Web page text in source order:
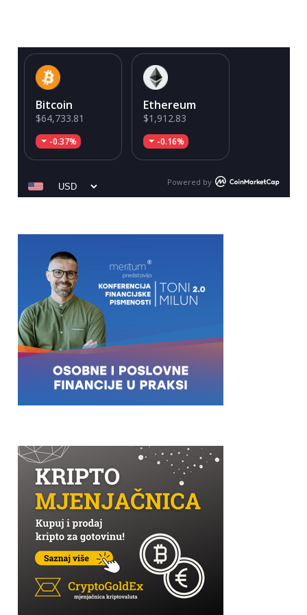
Bitcoin
$64,733.81
-0.37%
Ethereum
$1,912.83
-0.16%
Powered by